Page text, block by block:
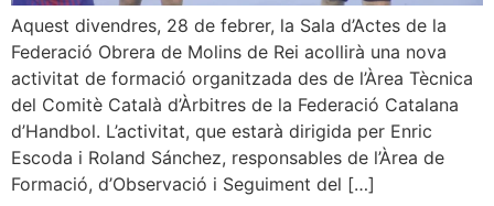
Aquest divendres, 28 de febrer, la Sala d’Actes de la
Federació Obrera de Molins de Rei acollirà una nova
activitat de formació organitzada des de l’Àrea Tècnica
del Comitè Català d’Àrbitres de la Federació Catalana
d’Handbol. L’activitat, que estarà dirigida per Enric
Escoda i Roland Sánchez, responsables de l’Àrea de
Formació, d’Observació i Seguiment del […]